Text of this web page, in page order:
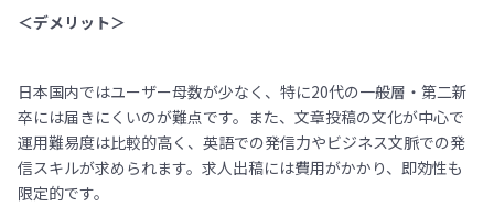
＜デメリット＞
日本国内ではユーザー母数が少なく、特に20代の一般層・第二新
卒には届きにくいのが難点です。また、文章投稿の文化が中心で
運用難易度は比較的高く、英語での発信力やビジネス文脈での発
信スキルが求められます。求人出稿には費用がかかり、即効性も
限定的です。